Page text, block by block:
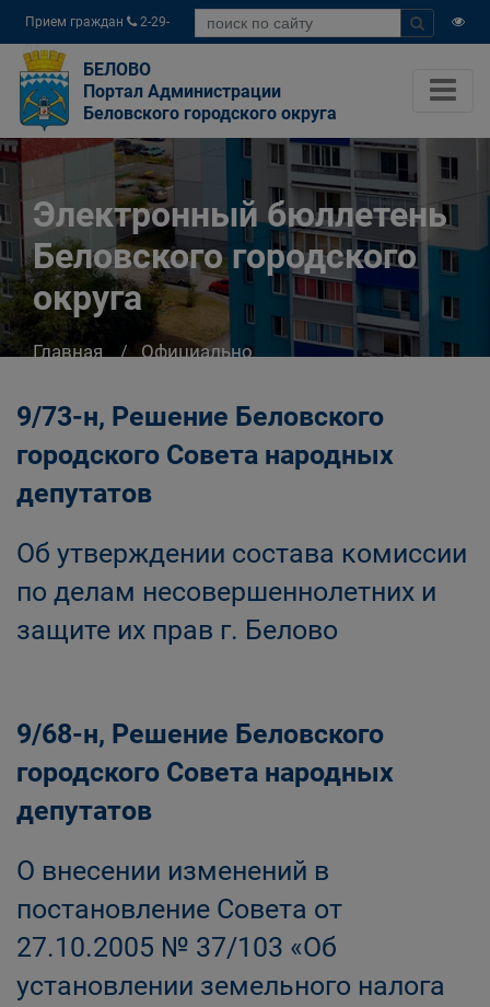
Прием граждан
2-29-
04
БЕЛОВО
Портал Администрации
Беловского городского округа
Электронный бюллетень
Беловского городского
округа
Главная
Официально
городского округа
9/73-н, Решение Беловского
городского Совета народных
депутатов
Об утверждении состава комиссии
по делам несовершеннолетних и
защите их прав г. Белово
9/68-н, Решение Беловского
городского Совета народных
депутатов
О внесении изменений в
постановление Совета от
27.10.2005 № 37/103 «Об
установлении земельного налога